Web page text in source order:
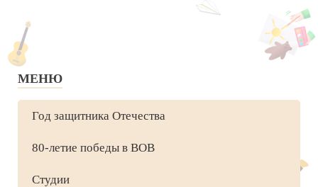
МЕНЮ
Год защитника Отечества
80-летие победы в ВОВ
Студии